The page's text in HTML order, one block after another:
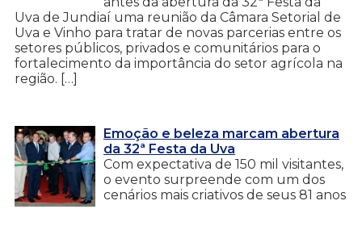
Uva de Jundiaí uma reunião da Câmara Setorial de
Uva e Vinho para tratar de novas parcerias entre os
setores públicos, privados e comunitários para o
fortalecimento da importância do setor agrícola na
região. […]
Emoção e beleza marcam abertura
da 32ª Festa da Uva
Com expectativa de 150 mil visitantes,
o evento surpreende com um dos
cenários mais criativos de seus 81 anos